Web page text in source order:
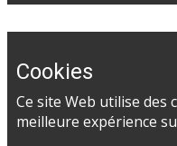
Cookies
Ce site Web utilise des
meilleure expérience